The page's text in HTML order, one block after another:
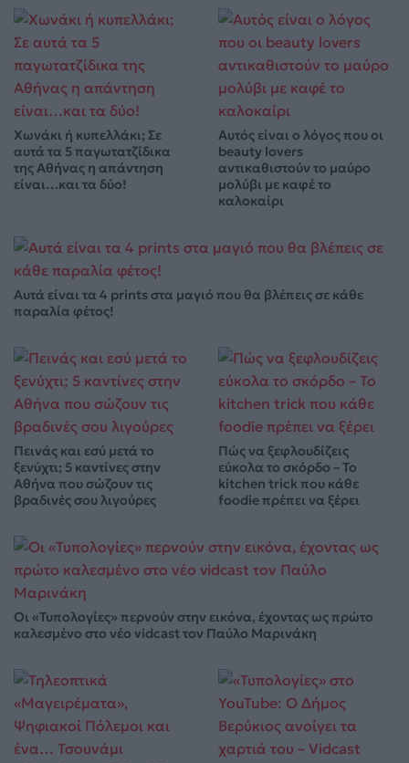
Χωνάκι ή κυπελλάκι; Σε
αυτά τα 5 παγωτατζίδικα
της Αθήνας η απάντηση
είναι…και τα δύο!
Αυτός είναι ο λόγος που οι
beauty lovers
αντικαθιστούν το μαύρο
μολύβι με καφέ το
καλοκαίρι
Αυτά είναι τα 4 prints στα μαγιό που θα βλέπεις σε κάθε
παραλία φέτος!
Πεινάς και εσύ μετά το
ξενύχτι; 5 καντίνες στην
Αθήνα που σώζουν τις
βραδινές σου λιγούρες
Πώς να ξεφλουδίζεις
εύκολα το σκόρδο – Το
kitchen trick που κάθε
foodie πρέπει να ξέρει
Οι «Τυπολογίες» περνούν στην εικόνα, έχοντας ως πρώτο
καλεσμένο στο νέο vidcast τον Παύλο Μαρινάκη